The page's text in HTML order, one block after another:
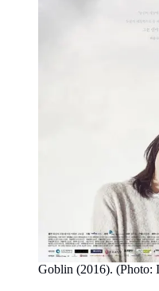
Goblin (2016). (Photo: